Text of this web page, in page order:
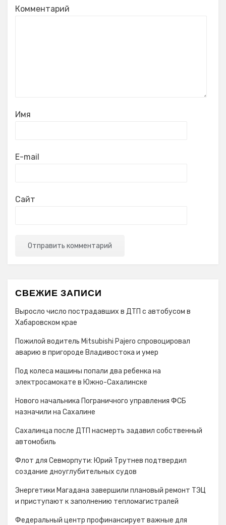
Комментарий
Имя
E-mail
Сайт
СВЕЖИЕ ЗАПИСИ
Выросло число пострадавших в ДТП с автобусом в
Хабаровском крае
Пожилой водитель Mitsubishi Pajero спровоцировал
аварию в пригороде Владивостока и умер
Под колеса машины попали два ребенка на
электросамокате в Южно-Сахалинске
Нового начальника Пограничного управления ФСБ
назначили на Сахалине
Сахалинца после ДТП насмерть задавил собственный
автомобиль
Флот для Севморпути: Юрий Трутнев подтвердил
создание дноуглубительных судов
Энергетики Магадана завершили плановый ремонт ТЭЦ
и приступают к заполнению тепломагистралей
Федеральный центр профинансирует важные для